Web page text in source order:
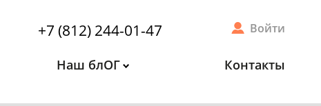
+7 (812) 244-01-47 Войти
Наш блОГ Контакты